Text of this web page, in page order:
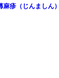
麻疹（じんましん